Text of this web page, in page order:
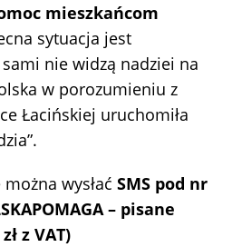
mieszkańcom
sytuacja jest
nie widzą nadziei na
w porozumieniu z
Łacińskiej uruchomiła
wysłać SMS pod nr
– pisane
z VAT)